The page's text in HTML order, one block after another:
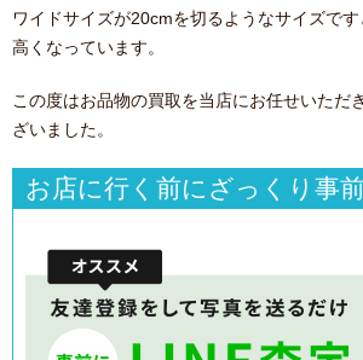
ワイドサイズが20cmを切るようなサイズで
高くなっています。
この度はお品物の買取を当店にお任せいただ
ざいました。
お店に行く前にざっくり事前